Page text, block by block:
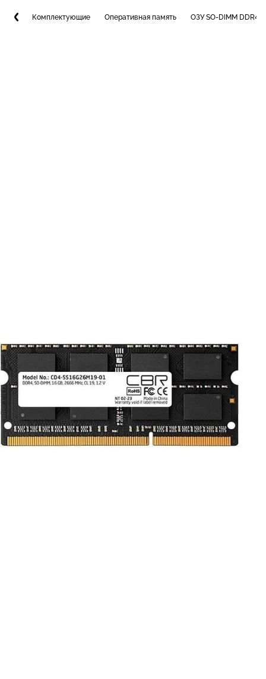
Комплектующие Оперативная память ОЗУ SO-DIMM DDR4